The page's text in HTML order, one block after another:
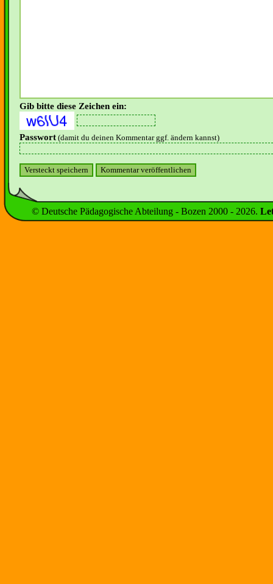
Gib bitte diese Zeichen ein:
Passwort (damit du deinen Kommentar ggf. ändern kannst)
© Deutsche Pädagogische Abteilung - Bozen 2000 - 2026.